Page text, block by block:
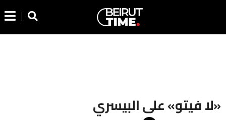
«لا فيتو» على البيسري